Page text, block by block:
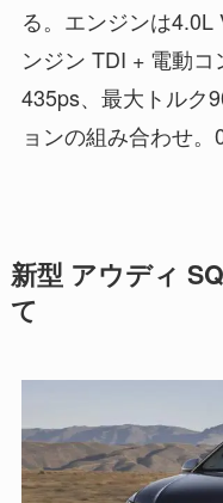
る。エンジンは
ンジン TDI + 電動
435ps、最大トルク
ョンの組み合わせ。
新型 アウディ
て